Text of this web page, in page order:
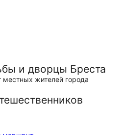
и дворцы Бреста
жителей города